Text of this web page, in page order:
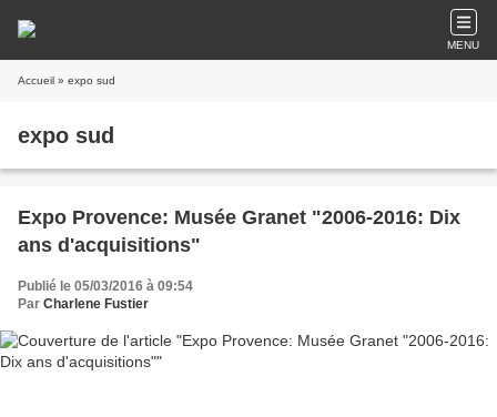
MENU
Accueil » expo sud
expo sud
Expo Provence: Musée Granet "2006-2016: Dix
ans d'acquisitions"
Publié le 05/03/2016 à 09:54
Par Charlene Fustier